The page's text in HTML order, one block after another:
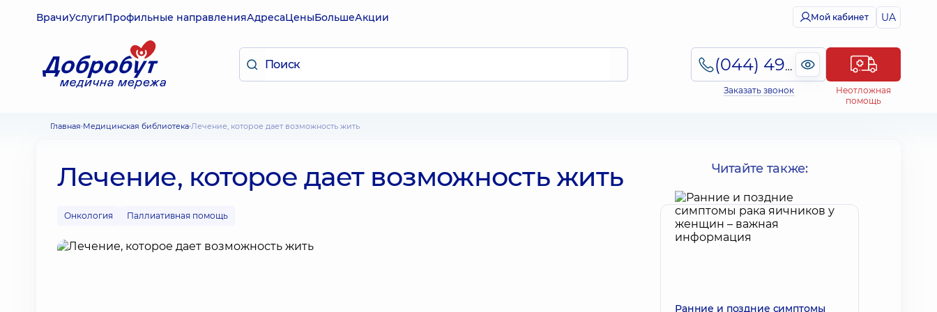
ВрачиУслугиПрофильные направленияАдресаЦеныБольшеАкции Мой кабинет UA
(044) 495-2-888
Заказать звонок
Неотложная
помощь
Главная Медицинская библиотека Лечение, которое дает возможность жить
Лечение, которое дает возможность жить
Онкология Паллиативная помощь
Читайте также:
Ранние и поздние симптомы